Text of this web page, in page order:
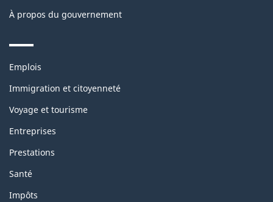
À propos du gouvernement
Themes
topics
Emplois
Immigration et citoyenneté
Voyage et tourisme
Entreprises
Prestations
Santé
Impôts